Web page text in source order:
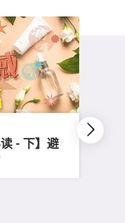
- 下】避